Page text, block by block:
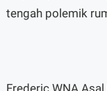
tengah polemik
Frederic WNA